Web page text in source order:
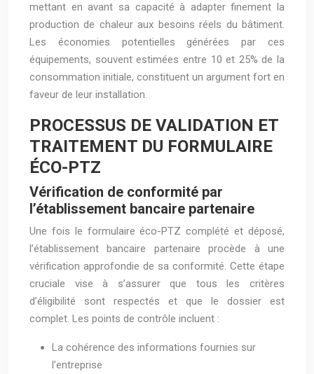
mettant en avant sa capacité à adapter finement la
production de chaleur aux besoins réels du bâtiment.
Les économies potentielles générées par ces
équipements, souvent estimées entre 10 et 25% de la
consommation initiale, constituent un argument fort en
faveur de leur installation.
PROCESSUS DE VALIDATION ET
TRAITEMENT DU FORMULAIRE
ÉCO-PTZ
Vérification de conformité par
l’établissement bancaire partenaire
Une fois le formulaire éco-PTZ complété et déposé,
l’établissement bancaire partenaire procède à une
vérification approfondie de sa conformité. Cette étape
cruciale vise à s’assurer que tous les critères
d’éligibilité sont respectés et que le dossier est
complet. Les points de contrôle incluent :
La cohérence des informations fournies sur
l’entreprise